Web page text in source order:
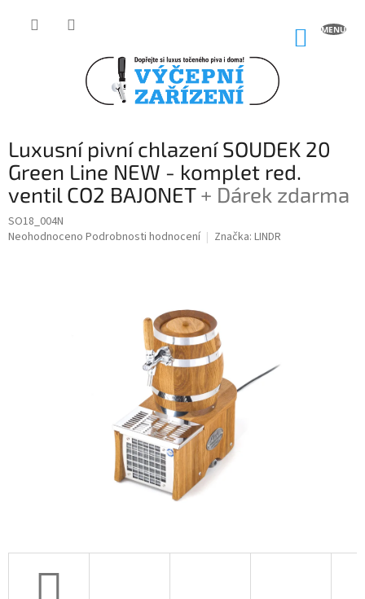
Luxusní pivní chlazení SOUDEK 20
Green Line NEW - komplet red.
ventil CO2 BAJONET+ Dárek zdarma
SO18_004N
Průměrné
Neohodnoceno Podrobnosti hodnocení Značka: LINDR